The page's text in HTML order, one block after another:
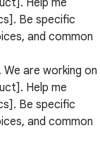
Help me
Be specific
and common
are working on
Help me
Be specific
and common